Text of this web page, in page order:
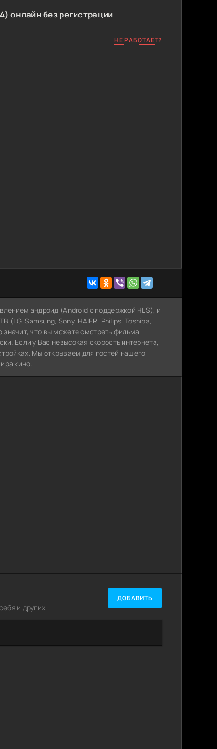
онлайн без регистрации
НЕ РАБОТАЕТ?
андроид (Android с поддержкой HLS), и
(LG, Samsung, Sony, HAIER, Philips, Toshiba,
что вы можете cмотреть фильма
Если у Вас невысокая скорость интернета,
Мы открываем для гостей нашего
кино.
и других!
ДОБАВИТЬ